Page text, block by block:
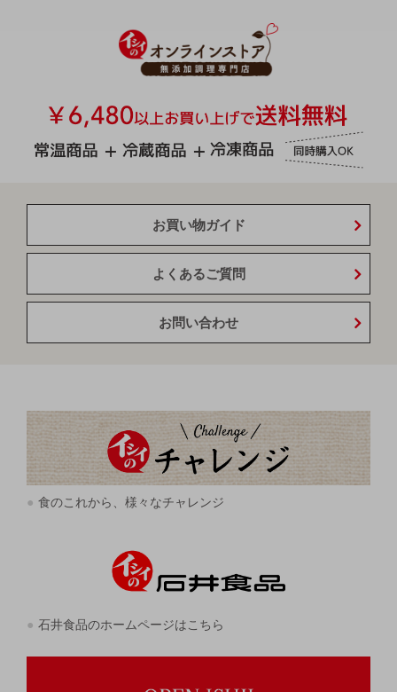
お買い物ガイド
よくあるご質問
お問い合わせ
食のこれから、様々なチャレンジ
石井食品のホームページはこちら